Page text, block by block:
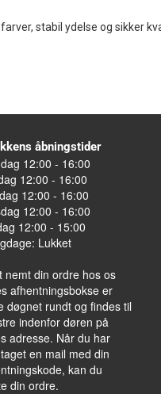
stabil ydelse og sikker
åbningstider
12:00 - 16:00
12:00 - 16:00
12:00 - 16:00
12:00 - 16:00
12:00 - 15:00
Lukket
nemt din ordre hos os
afhentningsbokse er
døgnet rundt og findes til
indenfor døren på
adresse. Når du har
en mail med din
kan du
din ordre.